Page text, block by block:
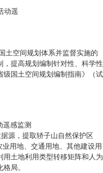
土空间规划体系并监督实施的
提高规划编制针对性、科学性
国土空间规划编制指南》（试
遥感监测
源，提取轿子山自然保护区
用地、交通用地、其他建设用
土地利用类型转移矩阵和人为
局。